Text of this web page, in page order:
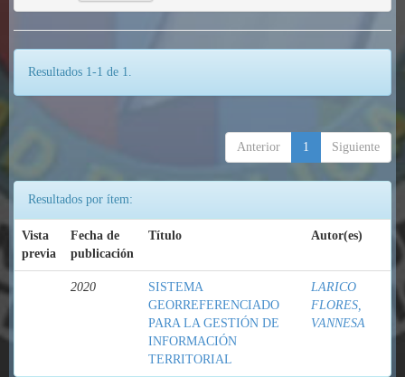
Resultados 1-1 de 1.
Anterior 1 Siguiente
Resultados por ítem:
Vista
previa
Fecha de
publicación
Título Autor(es)
2020
SISTEMA
GEORREFERENCIADO
PARA LA GESTIÓN DE
INFORMACIÓN
TERRITORIAL
LARICO
FLORES,
VANNESA